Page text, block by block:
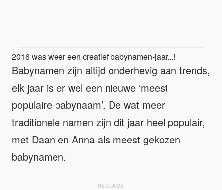
2016 was weer een creatief babynamen-jaar...!
Babynamen zijn altijd onderhevig aan trends,
elk jaar is er wel een nieuwe ‘meest
populaire babynaam’. De wat meer
traditionele namen zijn dit jaar heel populair,
met Daan en Anna als meest gekozen
babynamen.
RECLAME